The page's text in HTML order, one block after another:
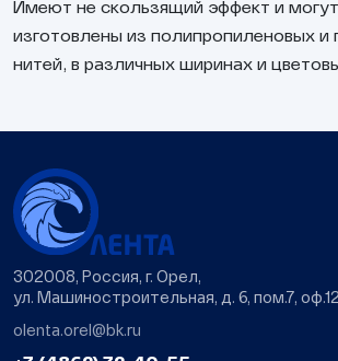
Имеют не скользящий эффект и
изготовлены из полипропиленовых и
нитей, в различных ширинах и
302008, Россия, г. Орел,
ул. Машиностроительная, д. 6, пом.7,
olenta.orel@bk.ru